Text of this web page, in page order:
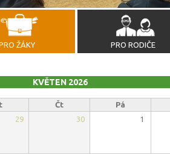
ŽÁKY PRO RODIČE
KVĚTEN 2026
Čt Pá
29 30 1